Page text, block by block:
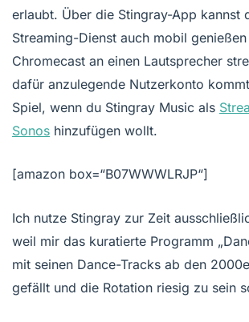
erlaubt. Über die Stingray-App kannst
Streaming-Dienst auch mobil
Chromecast an einen Lautsprecher
dafür anzulegende Nutzerkonto
Spiel, wenn du Stingray Music als
Sonos hinzufügen wollt.
[amazon box=“B07WWWLRJP“]
Ich nutze Stingray zur Zeit
weil mir das kuratierte Programm
mit seinen Dance-Tracks ab den
gefällt und die Rotation riesig zu sein